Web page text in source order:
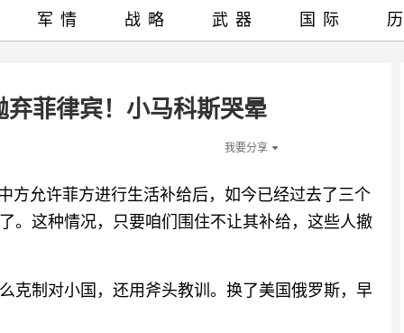
菲律宾！小马科斯哭晕
我要分享
方允许菲方进行生活补给后，如今已经过去了三个
。这种情况，只要咱们围住不让其补给，这些人撤
克制对小国，还用斧头教训。换了美国俄罗斯，早
军情 战略 武器 国际